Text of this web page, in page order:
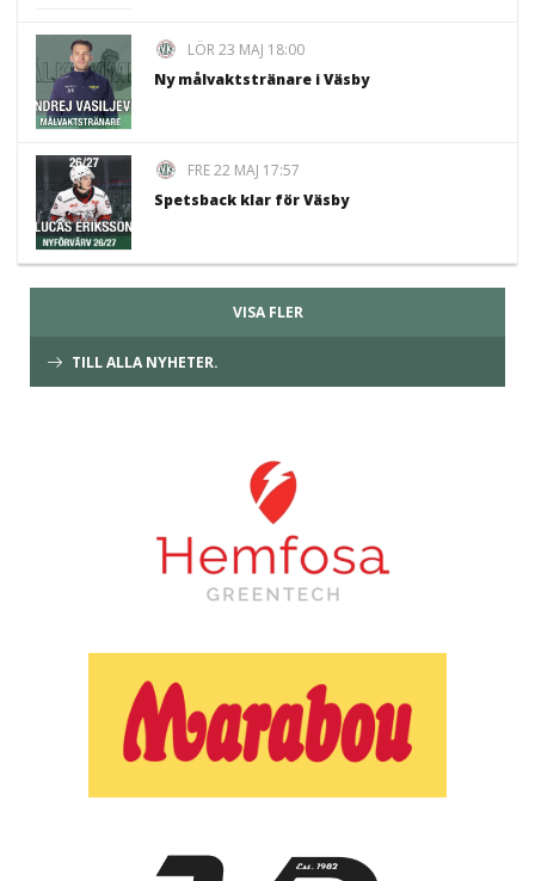
LÖR 23 MAJ 18:00
Ny målvaktstränare i Väsby
FRE 22 MAJ 17:57
Spetsback klar för Väsby
VISA FLER
TILL ALLA NYHETER.